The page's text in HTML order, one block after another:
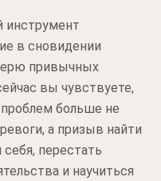
инструмент
в сновидении
привычных
вы чувствуете,
больше не
а призыв найти
перестать
и научиться